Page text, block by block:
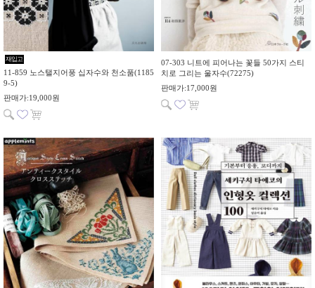
재입고
11-859 노스탤지어풍 십자수와 천소품(1185
9-5)
판매가:19,000원
07-303 니트에 피어나는 꽃들 50가지 스티
치로 그리는 울자수(72275)
판매가:17,000원